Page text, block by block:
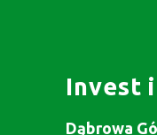
Invest
Dąbrowa